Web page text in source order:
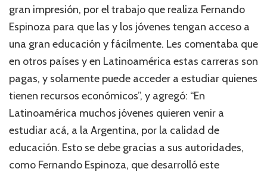
gran impresión, por el trabajo que realiza Fernando
Espinoza para que las y los jóvenes tengan acceso a
una gran educación y fácilmente. Les comentaba que
en otros países y en Latinoamérica estas carreras son
pagas, y solamente puede acceder a estudiar quienes
tienen recursos económicos”, y agregó: “En
Latinoamérica muchos jóvenes quieren venir a
estudiar acá, a la Argentina, por la calidad de
educación. Esto se debe gracias a sus autoridades,
como Fernando Espinoza, que desarrolló este